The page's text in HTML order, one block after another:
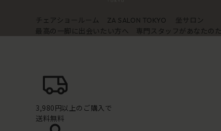
チェアショールーム ZA SALON TOKYO
坐サロン
最高の一脚に出会いたい方へ 専門スタッフがあなたの
3,980円以上のご購入で
送料無料